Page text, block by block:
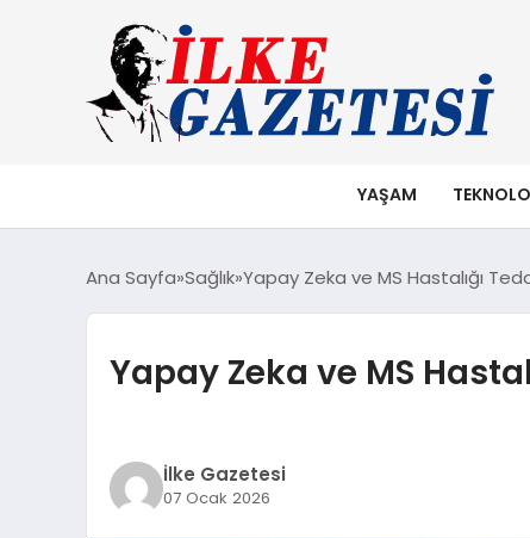
YAŞAM
Ana Sayfa Sağlık Yapay Zeka ve MS Hastalığı
Yapay Zeka ve MS
İlke Gazetesi
07 Ocak 2026